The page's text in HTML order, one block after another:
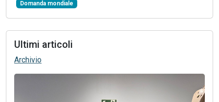
Domanda mondiale
Ultimi articoli
Archivio